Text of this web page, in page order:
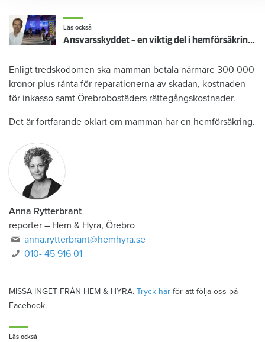
Läs också
Ansvarsskyddet – en viktig del i hemförsäkringen
Enligt tredskodomen ska mamman betala närmare 300 000
kronor plus ränta för reparationerna av skadan, kostnaden
för inkasso samt Örebrobostäders rättegångskostnader.
Det är fortfarande oklart om mamman har en hemförsäkring.
Anna Rytterbrant
reporter – Hem & Hyra, Örebro
anna.rytterbrant@hemhyra.se
010- 45 916 01
MISSA INGET FRÅN HEM & HYRA. Tryck här för att följa oss på
Facebook.
Läs också